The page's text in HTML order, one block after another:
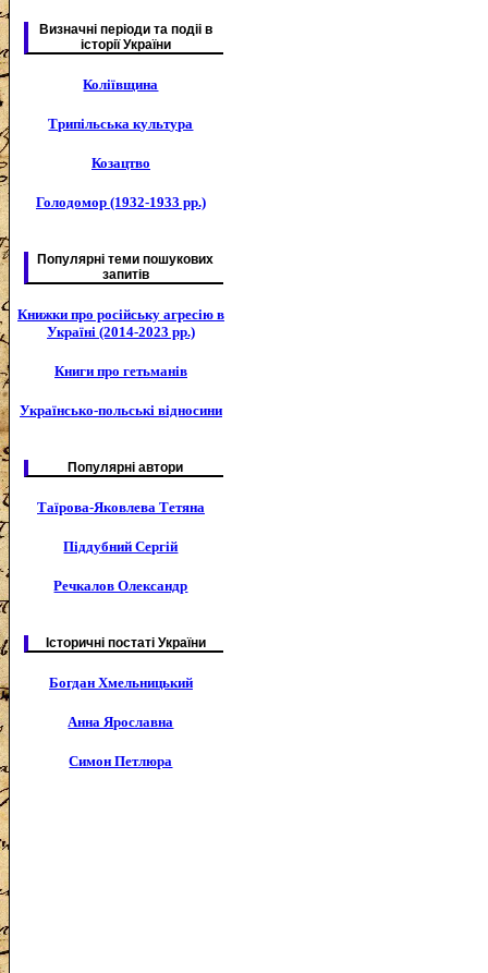
Визначні періоди та подіі в
історії України
Коліївщина
Трипільська культура
Козацтво
Голодомор (1932-1933 рр.)
Популярні теми пошукових
запитів
Книжки про російську агресію в
Україні (2014-2023 рр.)
Книги про гетьманів
Українсько-польські відносини
Популярні автори
Таїрова-Яковлева Тетяна
Піддубний Сергій
Речкалов Олександр
Історичні постаті України
Богдан Хмельницький
Анна Ярославна
Симон Петлюра